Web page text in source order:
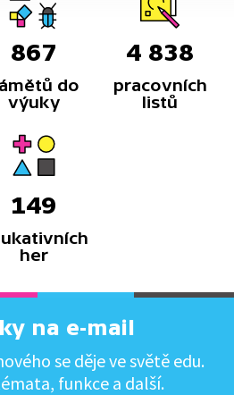
867
do
výuky
4 838
pracovních
listů
149
her
na e-mail
se děje ve světě edu.
funkce a další.